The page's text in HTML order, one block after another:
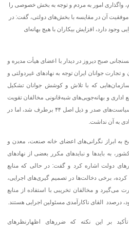
امور به مردم و توجه به بخش خصوصی را
موفقیت آن در مقایسه با بخش‌های دولتی، گفت: در
دارد، افزایش بیکاران با هیچ بهانه‌ای
صبح دیروز در دیدار با اعضای هیأت مدیره و
جوانان ایران توجه به نهادهای غیردولتی و
که با تلاش و کوشش جوانان تشکیل
اداری و بهانه‌جویی‌های شبه‌قانونی مخالفان تقویت
بخش خصوصی، با اصلاح و تدوین سیاست‌های صدر و ذیل اصل ۴۴ برطرف شد، اما در
به آن نداشت.
به ابراز نگرانی‌های اعضای خانه صنعت، معدن و
به بایدها و نبایدهای مکرر بعضی از نهادهای
دولت اشاره کرد و گفت: در حالی که منابع
برخی دخالت‌ها در تصمیم گیری‌های اجرایی،
و مخالفان تخریبی با استفاده از منابع
درصدد القای ناکارآمدی مسئولین اجرایی هستند.
بر این نکته که ضررهای اظهارنظرهای